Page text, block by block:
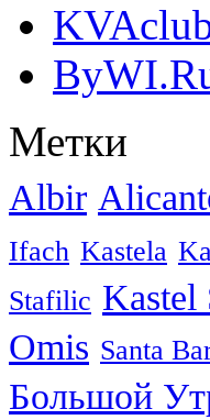
Метки
Albir
Ifach Kastela
Stafilic Kastel
Omis Santa
Большой